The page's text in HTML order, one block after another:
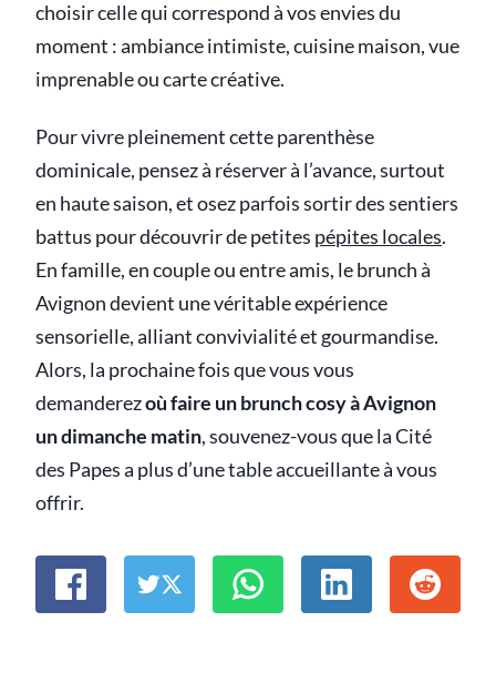
choisir celle qui correspond à vos envies du
moment : ambiance intimiste, cuisine maison, vue
imprenable ou carte créative.
Pour vivre pleinement cette parenthèse
dominicale, pensez à réserver à l’avance, surtout
en haute saison, et osez parfois sortir des sentiers
battus pour découvrir de petites pépites locales.
En famille, en couple ou entre amis, le brunch à
Avignon devient une véritable expérience
sensorielle, alliant convivialité et gourmandise.
Alors, la prochaine fois que vous vous
demanderezoù faire un brunch cosy à Avignon
un dimanche matin, souvenez-vous que la Cité
des Papes a plus d’une table accueillante à vous
offrir.